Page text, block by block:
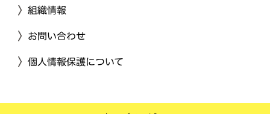
組織情報
お問い合わせ
個人情報保護について